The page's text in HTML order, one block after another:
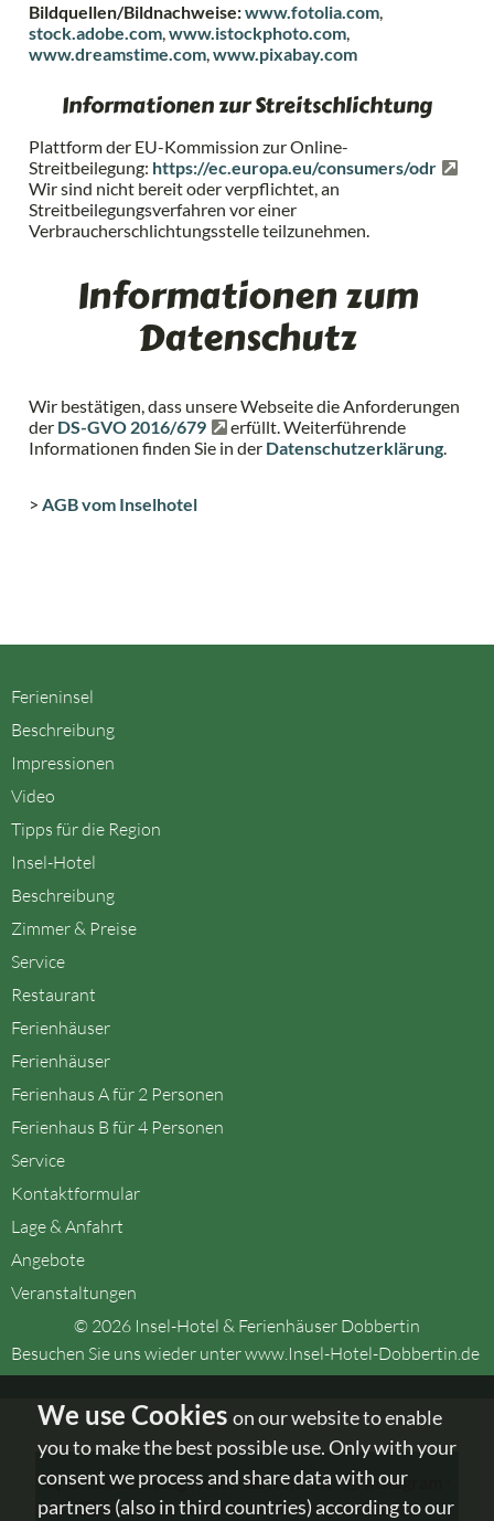
Bildquellen/Bildnachweise:www.fotolia.com,
stock.adobe.com,www.istockphoto.com,
www.dreamstime.com,www.pixabay.com
Informationen zur Streitschlichtung
Plattform der EU-Kommission zur Online-
Streitbeilegung: https://ec.europa.eu/consumers/odr
Wir sind nicht bereit oder verpflichtet, an
Streitbeilegungsverfahren vor einer
Verbraucherschlichtungsstelle teilzunehmen.
Informationen zum
Datenschutz
Wir bestätigen, dass unsere Webseite die Anforderungen
der DS-GVO 2016/679
erfüllt. Weiterführende
Informationen finden Sie in der Datenschutzerklärung.
> AGB vom Inselhotel
Ferieninsel
Beschreibung
Impressionen
Video
Tipps für die Region
Insel-Hotel
Beschreibung
Zimmer & Preise
Service
Restaurant
Ferienhäuser
Ferienhäuser
Ferienhaus A für 2 Personen
Ferienhaus B für 4 Personen
Service
Kontaktformular
Lage & Anfahrt
Angebote
Veranstaltungen
© 2026 Insel-Hotel & Ferienhäuser Dobbertin
Besuchen Sie uns wieder unterwww.Insel-Hotel-Dobbertin.de
Onlinebuchung Hotel⋅ Kontakt ⋅ instagram
facebook - Urlaub in MV - folgen Sie uns!
on our website to enable
you to make the best possible use. Only with your
consent we process and share data with our
partners (also in third countries) according to our